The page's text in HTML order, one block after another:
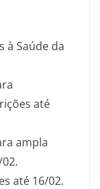
à Saúde da
até
ampla
até 16/02.